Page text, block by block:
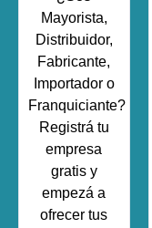
Mayorista,
Distribuidor,
Fabricante,
Importador o
Franquiciante?
Registrá tu
empresa
gratis y
empezá a
ofrecer tus